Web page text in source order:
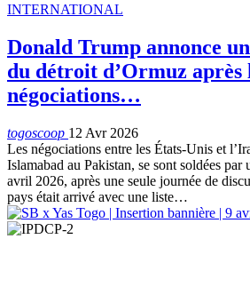
INTERNATIONAL
Donald Trump annonce
du détroit d’Ormuz après
négociations…
togoscoop 12 Avr 2026
Les négociations entre les États-Unis et
Islamabad au Pakistan, se sont soldées par
avril 2026, après une seule journée de
pays était arrivé avec une liste…